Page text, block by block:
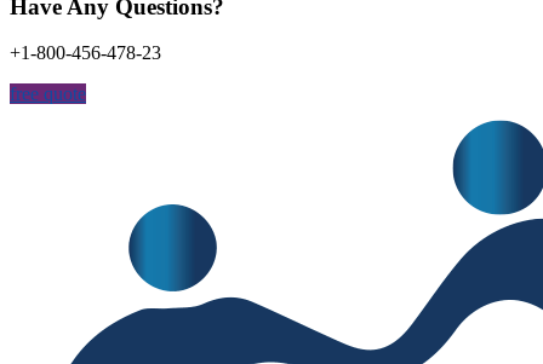
Have Any Questions?
+1-800-456-478-23
free quote